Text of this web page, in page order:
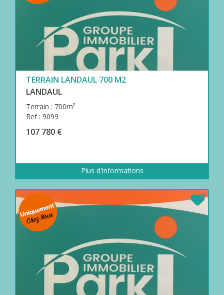
TERRAIN LANDAUL 700 M2
LANDAUL
Terrain : 700m²
Ref : 9099
107 780 €
Plus d'informations